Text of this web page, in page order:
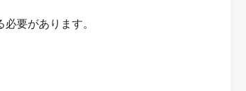
要があります。